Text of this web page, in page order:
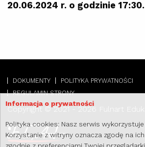
Informacja o prywatności
Polityka cookies: Nasz serwis
Korzystanie z witryny oznacza zgodę na
20.06.2024 r. o godzinie 17:30.
DOKUMENTY
POLITYKA PRYWATNOŚCI
REGULAMIN STRONY
Copyright © 2021 - 2026 Fulnart